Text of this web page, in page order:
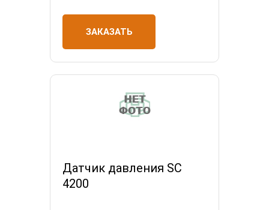
ЗАКАЗАТЬ
Датчик давления SC
4200